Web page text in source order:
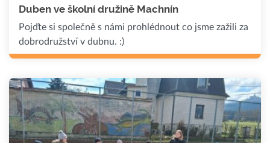
Duben ve školní družině Machnín
Pojďte si společně s námi prohlédnout co jsme zažili za
dobrodružství v dubnu. :)